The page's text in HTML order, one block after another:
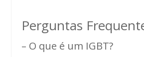
Perguntas
– O que é um IGBT?